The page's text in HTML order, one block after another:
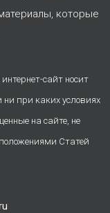
которые
сайт носит
при каких условиях
на сайте, не
Статей